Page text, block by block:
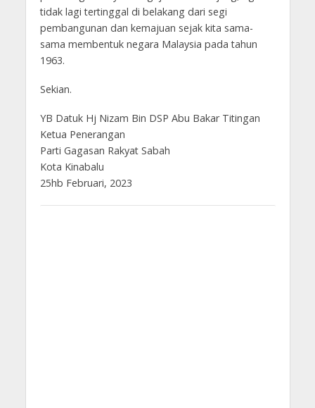
tidak lagi tertinggal di belakang dari segi
pembangunan dan kemajuan sejak kita sama-
sama membentuk negara Malaysia pada tahun
1963.
Sekian.
YB Datuk Hj Nizam Bin DSP Abu Bakar Titingan
Ketua Penerangan
Parti Gagasan Rakyat Sabah
Kota Kinabalu
25hb Februari, 2023